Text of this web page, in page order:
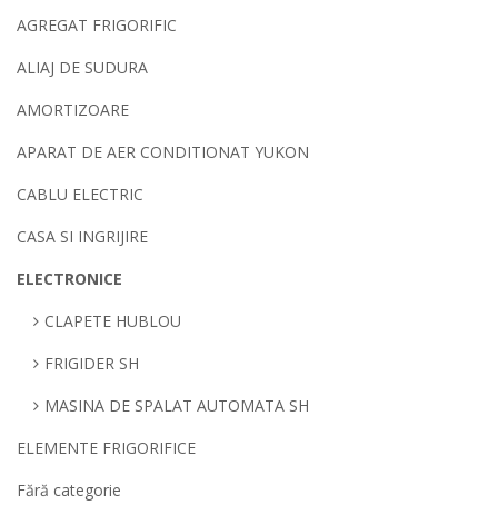
AGREGAT FRIGORIFIC
ALIAJ DE SUDURA
AMORTIZOARE
APARAT DE AER CONDITIONAT YUKON
CABLU ELECTRIC
CASA SI INGRIJIRE
ELECTRONICE
CLAPETE HUBLOU
FRIGIDER SH
MASINA DE SPALAT AUTOMATA SH
ELEMENTE FRIGORIFICE
Fără categorie